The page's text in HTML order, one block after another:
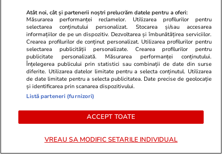
libere, se întorc înapoi”
Știri România 18 iul.
Furtunile au făcut prăpăd în
Maramureș: un acoperiș a fost
smuls și aruncat în mijlocul
drumului, iar mai mulți copaci
au fost doborâți la pământ
Atât noi, cât și partenerii noștri prelucrăm datele pentru a oferi:
Măsurarea performanței reclamelor. Utilizarea profilurilor pentru
selectarea conținutului personalizat. Stocarea și/sau accesarea
informațiilor de pe un dispozitiv. Dezvoltarea și îmbunătățirea serviciilor.
Crearea profilurilor de conținut personalizat. Utilizarea profilurilor pentru
selectarea publicității personalizate. Crearea profilurilor pentru
publicitate personalizată. Măsurarea performanței conținutului.
Înțelegerea publicului prin statistici sau combinații de date din surse
diferite. Utilizarea datelor limitate pentru a selecta conținutul. Utilizarea
de date limitate pentru a selecta publicitatea. Date precise de geolocație
și identificarea prin scanarea dispozitivului.
Listă parteneri (furnizori)
ACCEPT TOATE
VREAU SA MODIFIC SETARILE INDIVIDUAL